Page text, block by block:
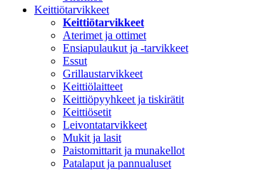
Keittiötarvikkeet
Keittiötarvikkeet
Aterimet ja ottimet
Ensiapulaukut ja -tarvikkeet
Essut
Grillaustarvikkeet
Keittiölaitteet
Keittiöpyyhkeet ja tiskirätit
Keittiösetit
Leivontatarvikkeet
Mukit ja lasit
Paistomittarit ja munakellot
Patalaput ja pannualuset